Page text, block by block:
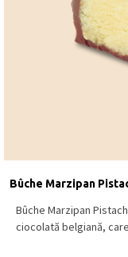
Bûche Marzipan
Bûche Marzipan
ciocolată belgiană,